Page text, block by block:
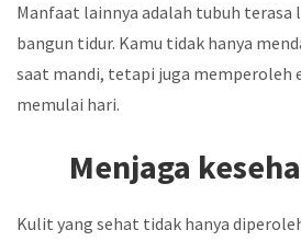
Manfaat lainnya adalah tubuh terasa
bangun tidur. Kamu tidak hanya
saat mandi, tetapi juga memperoleh
memulai hari.
Menjaga
Kulit yang sehat tidak hanya